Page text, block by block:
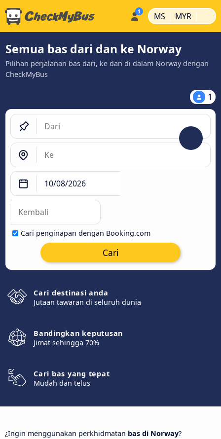
MS | MYR |
Semua bas dari dan ke Norway
Pilihan perjalanan bas dari, ke dan di dalam Norway dengan
CheckMyBus
1
Cari penginapan dengan Booking.com
Cari
Cari destinasi anda
Jutaan tawaran di seluruh dunia
Bandingkan keputusan
Jimat sehingga 70%
Cari bas yang tepat
Mudah dan telus
¿Ingin menggunakan perkhidmatan bas di Norway?